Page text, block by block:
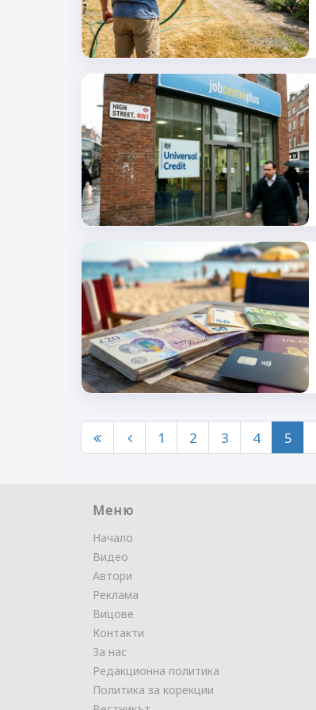
1 2 3 4 5
Меню
Начало
Видео
Автори
Реклама
Вицове
Контакти
За нас
Редакционна политика
Политика за корекции